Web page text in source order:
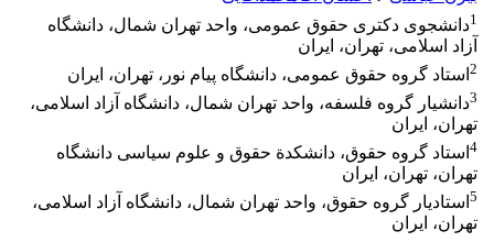
1دانشجوی دکتری حقوق عمومی، واحد تهران شمال، دانشگاه
آزاد اسلامی، تهران، ایران
2 استاد گروه حقوق عمومی، دانشگاه پیام نور، تهران، ایران
3دانشیار گروه فلسفه، واحد تهران شمال، دانشگاه آزاد اسلامی،
تهران، ایران
4 استاد گروه حقوق، دانشکدة حقوق و علوم سیاسی دانشگاه
تهران، تهران، ایران
5 استادیار گروه حقوق، واحد تهران شمال، دانشگاه آزاد اسلامی،
تهران، ایران